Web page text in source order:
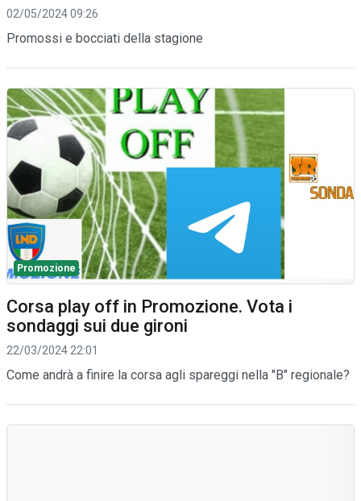
02/05/2024 09:26
Promossi e bocciati della stagione
Promozione
Corsa play off in Promozione. Vota i
sondaggi sui due gironi
22/03/2024 22:01
Come andrà a finire la corsa agli spareggi nella "B" regionale?